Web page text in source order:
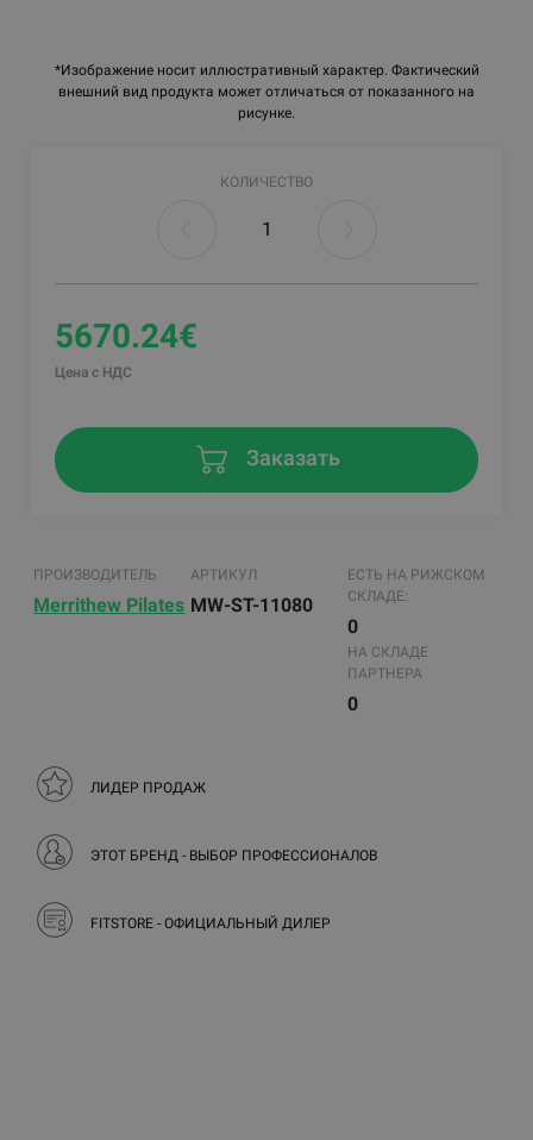
*Изображение носит иллюстративный характер. Фактический
внешний вид продукта может отличаться от показанного на
рисунке.
КОЛИЧЕСТВО
5670.24€
Цена с НДС
Заказать
ПРОИЗВОДИТЕЛЬ
Merrithew Pilates
АРТИКУЛ
MW-ST-11080
ЕСТЬ НА РИЖСКОМ
СКЛАДЕ:
0
НА СКЛАДЕ
ПАРТНЕРА
0
ЛИДЕР ПРОДАЖ
ЭТОТ БРЕНД - ВЫБОР ПРОФЕССИОНАЛОВ
FITSTORE - ОФИЦИАЛЬНЫЙ ДИЛЕР